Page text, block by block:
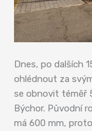
Dnes, po dalších
ohlédnout za
se obnovit téměř
Býchor. Původní
má 600 mm,